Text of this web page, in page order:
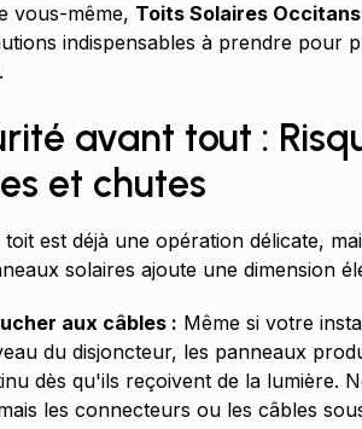
vous-même, Toits Solaires Occitans
indispensables à prendre pour
avant tout :
et chutes
est déjà une opération délicate,
solaires ajoute une dimension
aux câbles : Même si votre
du disjoncteur, les panneaux
dès qu'ils reçoivent de la lumière.
les connecteurs ou les câbles